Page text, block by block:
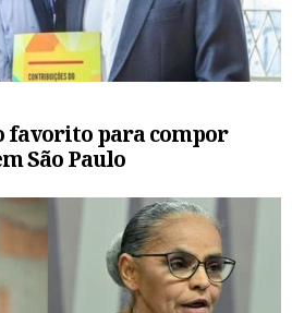
favorito para compor
São Paulo